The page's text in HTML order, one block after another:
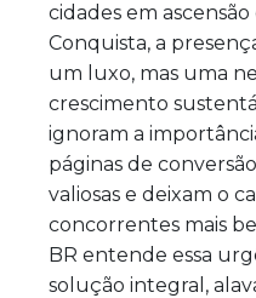
cidades em
Conquista, a
um luxo, mas uma
crescimento
ignoram a
páginas de
valiosas e deixam o
concorrentes mais
BR entende essa
solução integral,